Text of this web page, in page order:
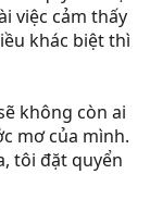
việc cảm thấy
khác biệt thì
không còn ai
mơ của mình.
tôi đặt quyển